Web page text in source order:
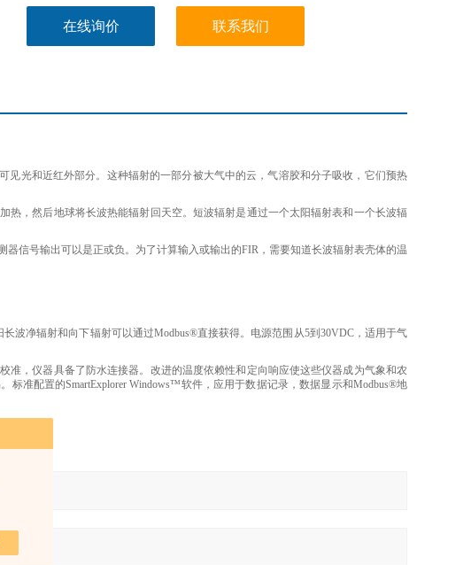
在线询价 联系我们
见光和近红外部分。这种辐射的一部分被大气中的云，气溶胶和分子吸收，它们预热
，然后地球将长波热能辐射回天空。短波辐射是通过一个太阳辐射表和一个长波辐
信号输出可以是正或负。为了计算输入或输出的FIR，需要知道长波辐射表壳体的温
波净辐射和向下辐射可以通过Modbus®直接获得。电源范围从5到30VDC，适用于气
，仪器具备了防水连接器。改进的温度依赖性和定向响应使这些仪器成为气象和农
准配置的SmartExplorer Windows™软件，应用于数据记录，数据显示和Modbus®地